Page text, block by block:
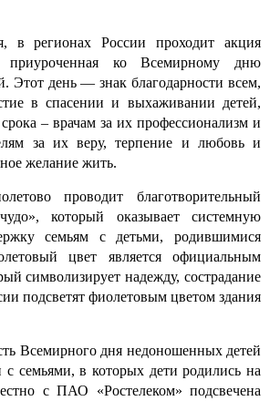
в регионах России проходит акция
приуроченная ко Всемирному дню
Этот день — знак благодарности всем,
в спасении и выхаживании детей,
– врачам за их профессионализм и
за их веру, терпение и любовь и
желание жить.
проводит благотворительный
который оказывает системную
семьям с детьми, родившимися
цвет является официальным
символизирует надежду, сострадание
подсветят фиолетовым цветом здания
Всемирного дня недоношенных детей
с семьями, в которых дети родились на
с ПАО «Ростелеком» подсвечена